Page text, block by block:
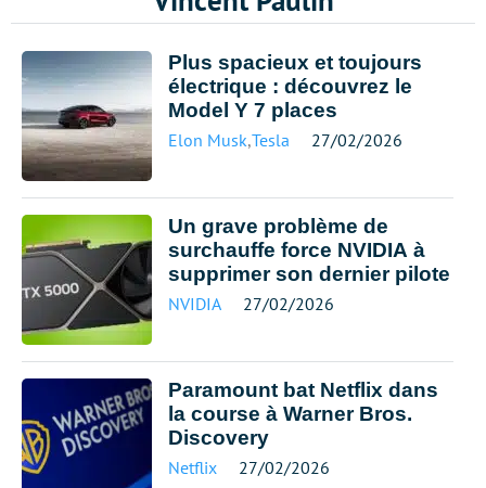
Plus spacieux et toujours
électrique : découvrez le
Model Y 7 places
Elon Musk,Tesla 27/02/2026
Un grave problème de
surchauffe force NVIDIA à
supprimer son dernier pilote
NVIDIA 27/02/2026
Paramount bat Netflix dans
la course à Warner Bros.
Discovery
Netflix 27/02/2026